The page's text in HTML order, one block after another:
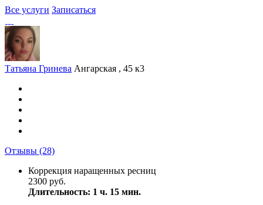
Все услуги Записаться
Татьяна Гринева Ангарская , 45 к3
Отзывы (28)
Коррекция наращенных ресниц
2300 руб.
Длительность: 1 ч. 15 мин.